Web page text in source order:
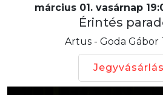
március 01. vasárnap
Érintés
Artus - Goda Gábor
Jegyvásárlás